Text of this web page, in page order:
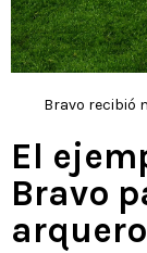
Bravo recibió
El
Bravo